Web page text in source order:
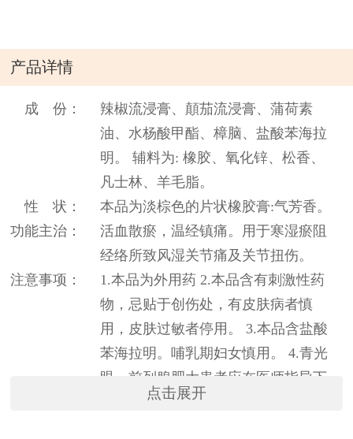
产品详情
成 份：
辣椒流浸膏、顛茄流浸膏、蒲荷素
油、水杨酸甲酯、樟脑、盐酸苯海拉
明。 辅料为: 橡胶、氧化锌、松香、
凡士林、羊毛脂。
性 状：
本品为淡棕色的片状橡胶膏:气芳香。
功能主治：
活血散瘀，温经镇痛。用于寒湿瘀阻
经络所致风湿关节痛及关节扭伤。
注意事项：
1.本品为外用药 2.本品含有刺激性药
物，忌贴于创伤处，有皮肤病者慎
用，皮肤过敏者停用。 3.本品含盐酸
苯海拉明。哺乳期妇女慎用。 4.青光
眼、前列腺肥大患者应在医师指导下
使用。 5.儿童、老年患者应在医师指
点击展开